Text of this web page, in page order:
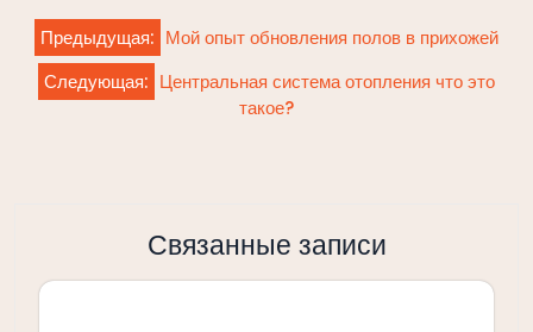
Навигация
по
записям
Предыдущая: Мой опыт обновления полов в прихожей
Следующая: Центральная система отопления что это
такое?
Связанные записи